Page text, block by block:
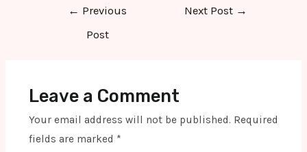
← Previous
Post
Next Post →
Leave a Comment
Your email address will not be published. Required
fields are marked *